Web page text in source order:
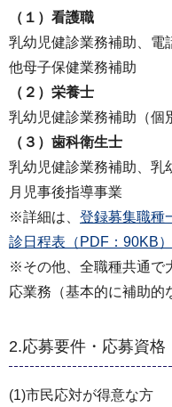
（１）看護職
乳幼児健診業務補助、電
他母子保健業務補助
（２）栄養士
乳幼児健診業務補助（個
（３）歯科衛生士
乳幼児健診業務補助、乳
月児事後指導事業
※詳細は、 登録募集職種
診日程表（PDF：90KB）
※その他、全職種共通で
応業務（基本的に補助的
2.応募要件・応募資格
(1)市民応対が得意な方